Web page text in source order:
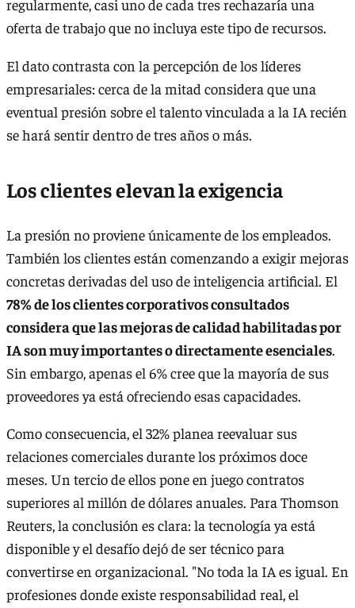
regularmente, casi uno de cada tres rechazaría una
oferta de trabajo que no incluya este tipo de recursos.
El dato contrasta con la percepción de los líderes
empresariales: cerca de la mitad considera que una
eventual presión sobre el talento vinculada a la IA recién
se hará sentir dentro de tres años o más.
Los clientes elevan la exigencia
La presión no proviene únicamente de los empleados.
También los clientes están comenzando a exigir mejoras
concretas derivadas del uso de inteligencia artificial. El
78% de los clientes corporativos consultados
considera que las mejoras de calidad habilitadas por
IA son muy importantes o directamente esenciales.
Sin embargo, apenas el 6% cree que la mayoría de sus
proveedores ya está ofreciendo esas capacidades.
Como consecuencia, el 32% planea reevaluar sus
relaciones comerciales durante los próximos doce
meses. Un tercio de ellos pone en juego contratos
superiores al millón de dólares anuales. Para Thomson
Reuters, la conclusión es clara: la tecnología ya está
disponible y el desafío dejó de ser técnico para
convertirse en organizacional. "No toda la IA es igual. En
profesiones donde existe responsabilidad real, el